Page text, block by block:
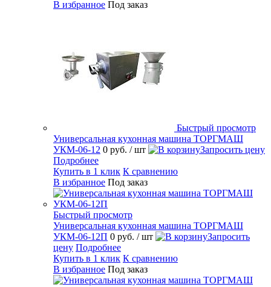
В избранное Под заказ
Быстрый просмотр
Универсальная кухонная машина ТОРГМАШ
УКМ-06-12 0 руб. / шт
Запросить цену
Подробнее
Купить в 1 клик К сравнению
В избранное Под заказ
Быстрый просмотр
Универсальная кухонная машина ТОРГМАШ
УКМ-06-12П 0 руб. / шт
Запросить
цену Подробнее
Купить в 1 клик К сравнению
В избранное Под заказ